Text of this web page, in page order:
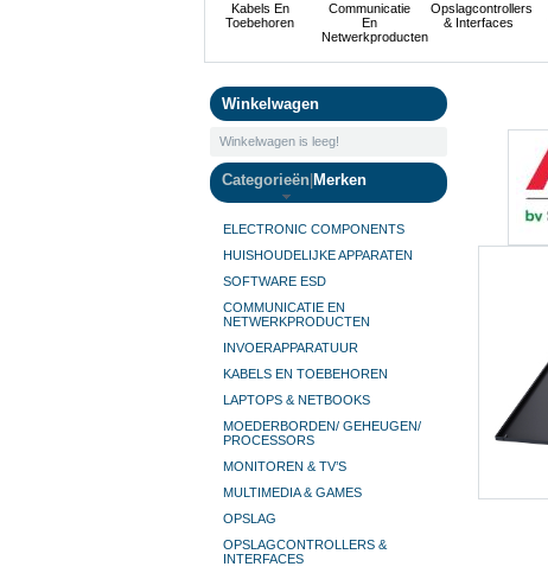
Kabels En
Toebehoren
Communicatie
En
Netwerkproducten
Opslagcontrollers
& Interfaces
Winkelwagen
Winkelwagen is leeg!
Categorieën Merken
ELECTRONIC COMPONENTS
HUISHOUDELIJKE APPARATEN
SOFTWARE ESD
COMMUNICATIE EN
NETWERKPRODUCTEN
INVOERAPPARATUUR
KABELS EN TOEBEHOREN
LAPTOPS & NETBOOKS
MOEDERBORDEN/ GEHEUGEN/
PROCESSORS
MONITOREN & TV’S
MULTIMEDIA & GAMES
OPSLAG
OPSLAGCONTROLLERS &
INTERFACES